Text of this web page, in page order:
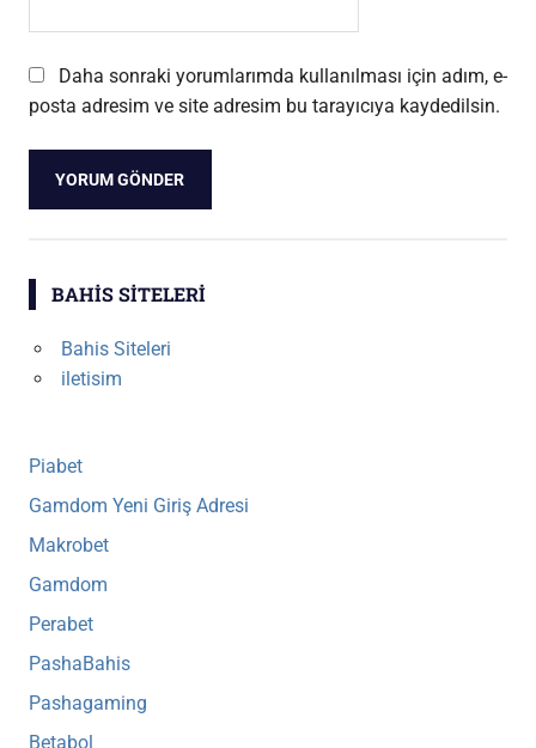
Daha sonraki yorumlarımda kullanılması için adım, e-
posta adresim ve site adresim bu tarayıcıya kaydedilsin.
BAHIS SITELERI
Bahis Siteleri
iletisim
Piabet
Gamdom Yeni Giriş Adresi
Makrobet
Gamdom
Perabet
PashaBahis
Pashagaming
Betabol